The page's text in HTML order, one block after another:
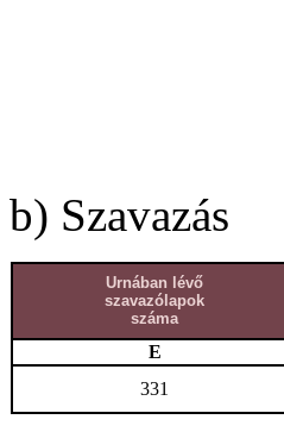
b) Szavazás
Urnában lévő
szavazólapok
száma
E
331